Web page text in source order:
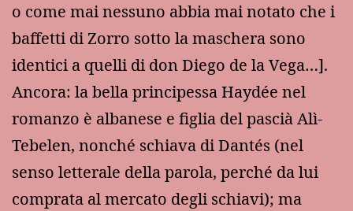
o come mai nessuno abbia mai notato che i
baffetti di Zorro sotto la maschera sono
identici a quelli di don Diego de la Vega…].
Ancora: la bella principessa Haydée nel
romanzo è albanese e figlia del pascià Alì-
Tebelen, nonché schiava di Dantés (nel
senso letterale della parola, perché da lui
comprata al mercato degli schiavi); ma